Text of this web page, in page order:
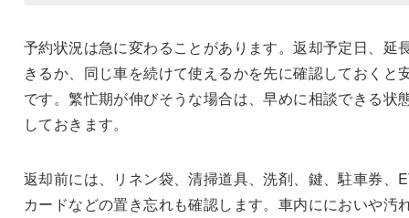
予約状況は急に変わることがあります。返却予定日、延
きるか、同じ車を続けて使えるかを先に確認しておくと
です。繁忙期が伸びそうな場合は、早めに相談できる状
しておきます。
返却前には、リネン袋、清掃道具、洗剤、鍵、駐車券、
カードなどの置き忘れも確認します。車内ににおいや汚